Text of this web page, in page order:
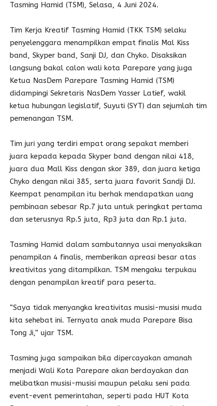
Tasming Hamid (TSM), Selasa, 4 Juni 2024.
Tim Kerja Kreatif Tasming Hamid (TKK TSM) selaku
penyelenggara menampilkan empat finalis Mal Kiss
band, Skyper band, Sanji DJ, dan Chyko. Disaksikan
langsung bakal calon wali kota Parepare yang juga
Ketua NasDem Parepare Tasming Hamid (TSM)
didampingi Sekretaris NasDem Yasser Latief, wakil
ketua hubungan legislatif, Suyuti (SYT) dan sejumlah tim
pemenangan TSM.
Tim juri yang terdiri empat orang sepakat memberi
juara kepada kepada Skyper band dengan nilai 418,
juara dua Mall Kiss dengan skor 389, dan juara ketiga
Chyko dengan nilai 385, serta juara favorit Sandji DJ.
Keempat penampilan itu berhak mendapatkan uang
pembinaan sebesar Rp.7 juta untuk peringkat pertama
dan seterusnya Rp.5 juta, Rp3 juta dan Rp.1 juta.
Tasming Hamid dalam sambutannya usai menyaksikan
penampilan 4 finalis, memberikan apreasi besar atas
kreativitas yang ditampilkan. TSM mengaku terpukau
dengan penampilan kreatif para peserta.
“Saya tidak menyangka kreativitas musisi-musisi muda
kita sehebat ini. Ternyata anak muda Parepare Bisa
Tong Ji,” ujar TSM.
Tasming juga sampaikan bila dipercayakan amanah
menjadi Wali Kota Parepare akan berdayakan dan
melibatkan musisi-musisi maupun pelaku seni pada
event-event pemerintahan, seperti pada HUT Kota